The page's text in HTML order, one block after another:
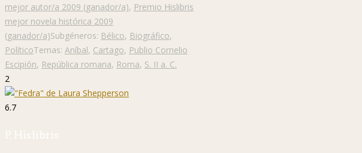
mejor autor/a 2009 (ganador/a), Premio Hislibris
mejor novela histórica 2009
(ganador/a)Subgéneros: Bélico, Biográfico,
PolíticoTemas: Aníbal, Cartago, Publio Cornelio
Escipión, República romana, Roma, S. II a. C.
2
6.7
P. Hislibris